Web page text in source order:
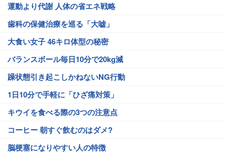
運動より代謝 人体の省エネ戦略
歯科の保健治療を巡る「大嘘」
大食い女子 46キロ体型の秘密
バランスボール毎日10分で20kg減
躁状態引き起こしかねないNG行動
1日10分で手軽に「ひざ痛対策」
キウイを食べる際の3つの注意点
コーヒー 朝すぐ飲むのはダメ?
脳梗塞になりやすい人の特徴